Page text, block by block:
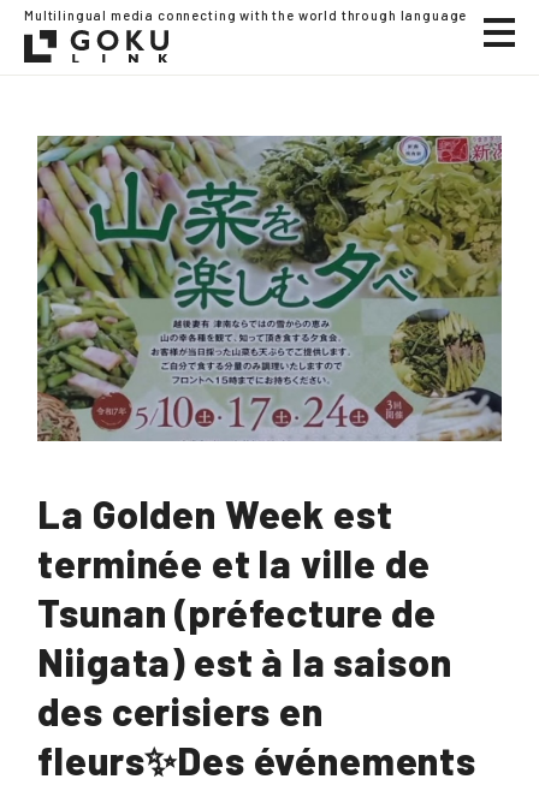
Multilingual media connecting with the world through language
La Golden Week est
terminée et la ville de
Tsunan (préfecture de
Niigata) est à la saison
des cerisiers en
fleurs✨Des événements